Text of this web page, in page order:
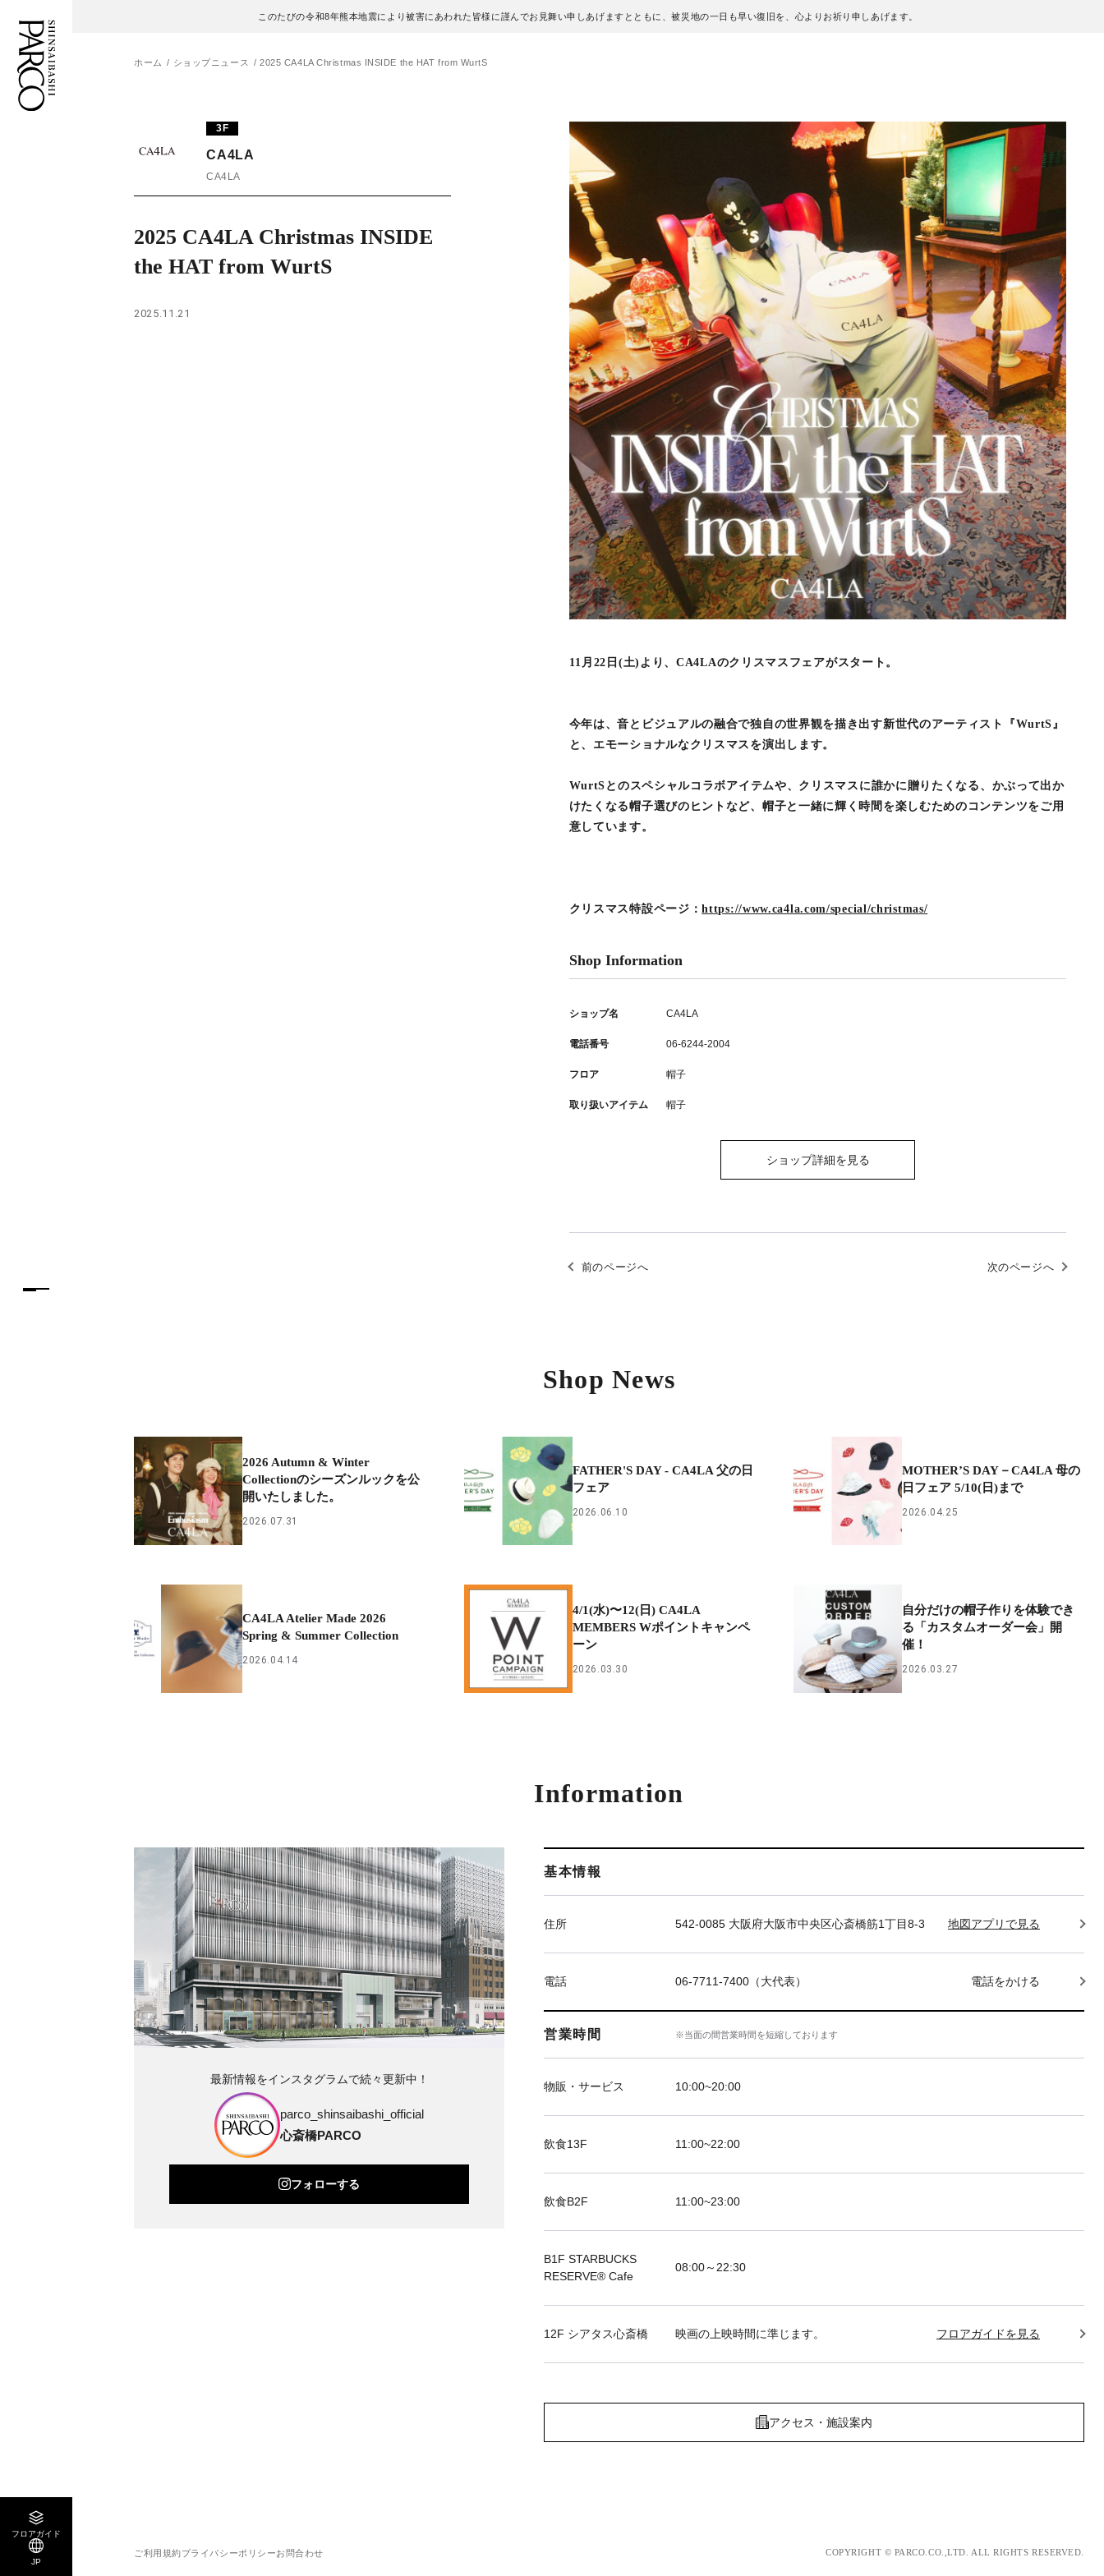
このたびの令和8年熊本地震により被害にあわれた皆様に謹んでお見舞い申しあげますとともに、被災地の一日も早い復旧を、心よりお祈り申しあげます。
フロアガイド
JP
施設案内・アクセス
ニュース
ホーム ショップニュース 2025 CA4LA Christmas INSIDE the HAT from WurtS
3F
CA4LA
CA4LA
2025 CA4LA Christmas INSIDE
the HAT from WurtS
2025.11.21
11月22日(土)より、CA4LAのクリスマスフェアがスタート。
今年は、音とビジュアルの融合で独自の世界観を描き出す新世代のアーティスト『WurtS』
と、エモーショナルなクリスマスを演出します。
WurtSとのスペシャルコラボアイテムや、クリスマスに誰かに贈りたくなる、かぶって出か
けたくなる帽子選びのヒントなど、帽子と一緒に輝く時間を楽しむためのコンテンツをご用
意しています。
クリスマス特設ページ：https://www.ca4la.com/special/christmas/
Shop Information
ショップ名 CA4LA
電話番号 06-6244-2004
フロア 帽子
取り扱いアイテム 帽子
ショップ詳細を見る
前のページへ 次のページへ
Shop News
2026 Autumn & Winter
Collectionのシーズンルックを公
開いたしました。
2026.07.31
FATHER'S DAY - CA4LA 父の日
フェア
2026.06.10
MOTHER’S DAY－CA4LA 母の
日フェア 5/10(日)まで
2026.04.25
CA4LA Atelier Made 2026
Spring & Summer Collection
2026.04.14
4/1(水)〜12(日) CA4LA
MEMBERS Wポイントキャンペ
ーン
2026.03.30
自分だけの帽子作りを体験でき
る「カスタムオーダー会」開
催！
2026.03.27
Information
基本情報
住所 542-0085 大阪府大阪市中央区心斎橋筋1丁目8-3 地図アプリで見る
電話 06-7711-7400（大代表） 電話をかける
営業時間 ※当面の間営業時間を短縮しております
物販・サービス 10:00~20:00
飲食13F 11:00~22:00
飲食B2F 11:00~23:00
B1F STARBUCKS
RESERVE®︎ Cafe
08:00～22:30
12F シアタス心斎橋 映画の上映時間に準じます。 フロアガイドを見る
アクセス・施設案内
最新情報をインスタグラムで続々更新中！
parco_shinsaibashi_official
心斎橋PARCO
フォローする
ご利用規約プライバシーポリシーお問合わせ COPYRIGHT © PARCO.CO.,LTD. ALL RIGHTS RESERVED.